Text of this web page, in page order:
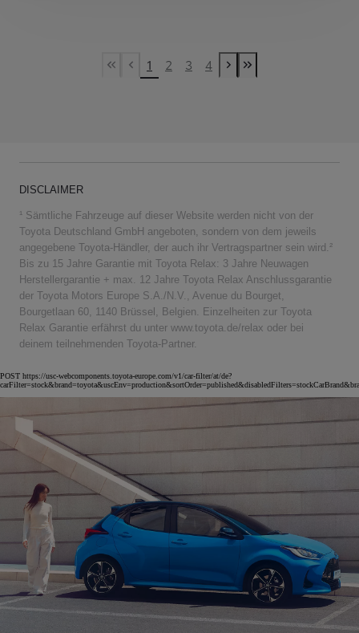
First Page
Vorherige Seite
1 2 3 4
Nächste Seite
Last Page
DISCLAIMER
¹ Sämtliche Fahrzeuge auf dieser Website werden nicht von der
Toyota Deutschland GmbH angeboten, sondern von dem jeweils
angegebene Toyota-Händler, der auch ihr Vertragspartner sein wird.²
Bis zu 15 Jahre Garantie mit Toyota Relax: 3 Jahre Neuwagen
Herstellergarantie + max. 12 Jahre Toyota Relax Anschlussgarantie
der Toyota Motors Europe S.A./N.V., Avenue du Bourget,
Bourgetlaan 60, 1140 Brüssel, Belgien. Einzelheiten zur Toyota
Relax Garantie erfährst du unter www.toyota.de/relax oder bei
deinem teilnehmenden Toyota-Partner.
POST https://usc-webcomponents.toyota-europe.com/v1/car-filter/at/de?